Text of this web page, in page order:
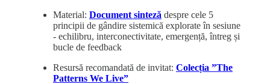
Material: Document sinteză despre cele 5
principii de gândire sistemică explorate în sesiune
- echilibru, interconectivitate, emergență, întreg și
bucle de feedback
Resursă recomandată de invitat: Colecția ”The
Patterns We Live”